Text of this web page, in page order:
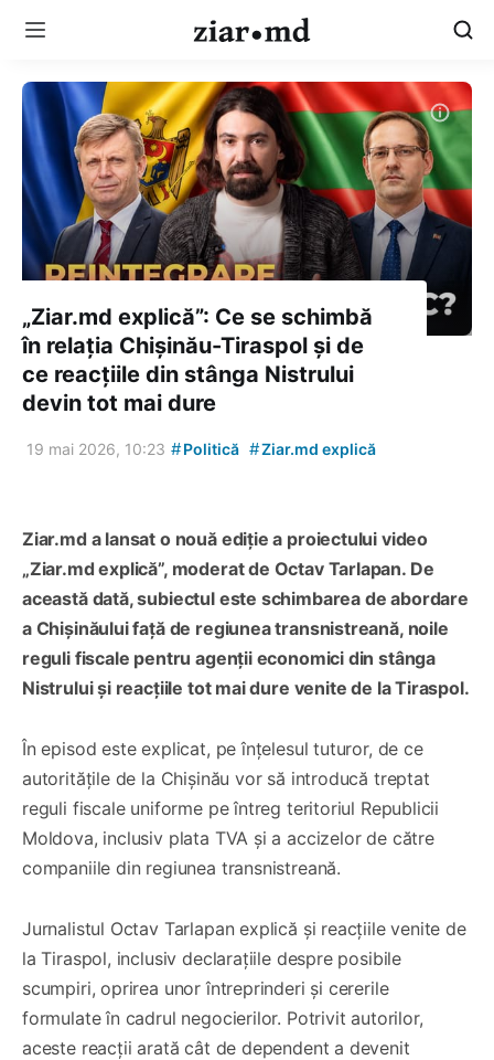
„Ziar.md explică”: Ce se schimbă
în relația Chișinău-Tiraspol și de
ce reacțiile din stânga Nistrului
devin tot mai dure
19 mai 2026, 10:23 #Politică #Ziar.md explică
Ziar.md a lansat o nouă ediție a proiectului video
„Ziar.md explică”, moderat de Octav Tarlapan. De
această dată, subiectul este schimbarea de abordare
a Chișinăului față de regiunea transnistreană, noile
reguli fiscale pentru agenții economici din stânga
Nistrului și reacțiile tot mai dure venite de la Tiraspol.
În episod este explicat, pe înțelesul tuturor, de ce
autoritățile de la Chișinău vor să introducă treptat
reguli fiscale uniforme pe întreg teritoriul Republicii
Moldova, inclusiv plata TVA și a accizelor de către
companiile din regiunea transnistreană.
Jurnalistul Octav Tarlapan explică și reacțiile venite de
la Tiraspol, inclusiv declarațiile despre posibile
scumpiri, oprirea unor întreprinderi și cererile
formulate în cadrul negocierilor. Potrivit autorilor,
aceste reacții arată cât de dependent a devenit